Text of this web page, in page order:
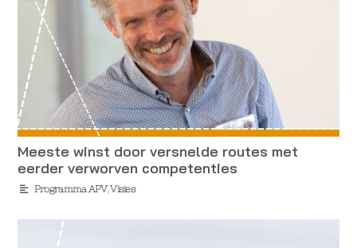
Meeste winst door versnelde routes met
eerder verworven competenties
Programma APV,Visies